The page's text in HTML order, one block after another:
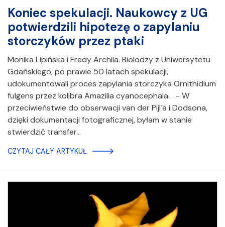
Koniec spekulacji. Naukowcy z UG
potwierdzili hipotezę o zapylaniu
storczyków przez ptaki
Monika Lipińska i Fredy Archila. Biolodzy z Uniwersytetu
Gdańskiego, po prawie 50 latach spekulacji,
udokumentowali proces zapylania storczyka Ornithidium
fulgens przez kolibra Amazilia cyanocephala. - W
przeciwieństwie do obserwacji van der Pijl`a i Dodsona,
dzięki dokumentacji fotograficznej, byłam w stanie
stwierdzić transfer…
CZYTAJ CAŁY ARTYKUŁ